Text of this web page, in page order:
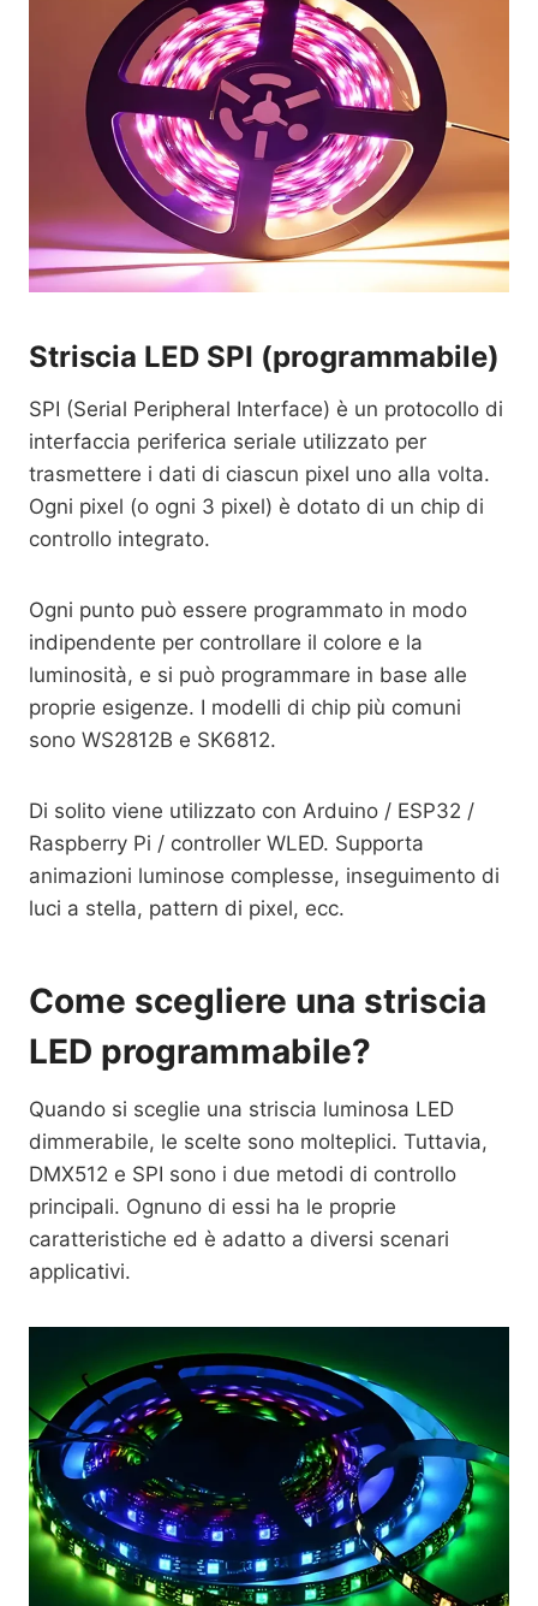
Striscia LED SPI (programmabile)
SPI (Serial Peripheral Interface) è un protocollo di
interfaccia periferica seriale utilizzato per
trasmettere i dati di ciascun pixel uno alla volta.
Ogni pixel (o ogni 3 pixel) è dotato di un chip di
controllo integrato.
Ogni punto può essere programmato in modo
indipendente per controllare il colore e la
luminosità, e si può programmare in base alle
proprie esigenze. I modelli di chip più comuni
sono WS2812B e SK6812.
Di solito viene utilizzato con Arduino / ESP32 /
Raspberry Pi / controller WLED. Supporta
animazioni luminose complesse, inseguimento di
luci a stella, pattern di pixel, ecc.
Come scegliere una striscia
LED programmabile?
Quando si sceglie una striscia luminosa LED
dimmerabile, le scelte sono molteplici. Tuttavia,
DMX512 e SPI sono i due metodi di controllo
principali. Ognuno di essi ha le proprie
caratteristiche ed è adatto a diversi scenari
applicativi.